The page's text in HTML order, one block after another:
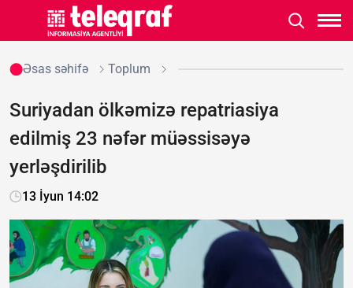
Əsas səhifə Toplum
Suriyadan ölkəmizə repatriasiya
edilmiş 23 nəfər müəssisəyə
yerləşdirilib
13 İyun 14:02